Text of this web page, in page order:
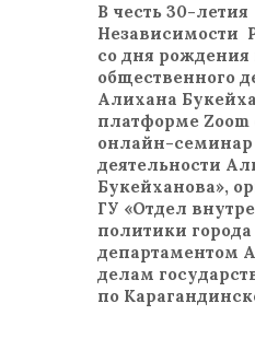
В честь 30-летия
Независимости
со дня рождения
общественного
Алихана
платформе Zoom
онлайн-семинар
деятельности
Букейханова»,
ГУ «Отдел
политики
департаментом
делам
по